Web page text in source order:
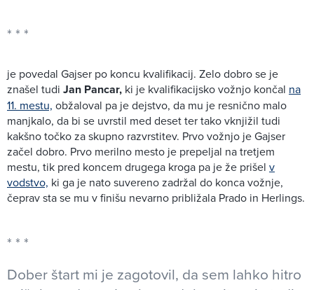
je povedal Gajser po koncu kvalifikacij. Zelo dobro se je
znašel tudi Jan Pancar, ki je kvalifikacijsko vožnjo končal na
11. mestu, obžaloval pa je dejstvo, da mu je resnično malo
manjkalo, da bi se uvrstil med deset ter tako vknjižil tudi
kakšno točko za skupno razvrstitev. Prvo vožnjo je Gajser
začel dobro. Prvo merilno mesto je prepeljal na tretjem
mestu, tik pred koncem drugega kroga pa je že prišel v
vodstvo, ki ga je nato suvereno zadržal do konca vožnje,
čeprav sta se mu v finišu nevarno približala Prado in Herlings.
Dober štart mi je zagotovil, da sem lahko hitro